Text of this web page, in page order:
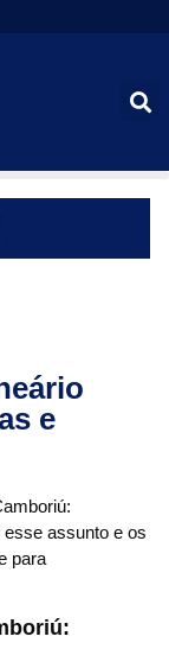
e
assunto e os
para